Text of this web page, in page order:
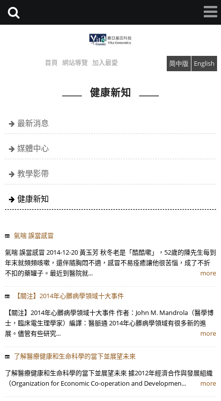
首頁 網站導覽 加入最愛 简中版 English
健康新知
最新消息
媒體中心
教學影帶
健康新知
氣喘 誤當感冒
氣喘 誤當感冒 2014-12-20 黃玉芳 秋冬老是「酷酷嗽」，52歲的陳先生每到
年末就頻頻咳嗽，還伴隨胸悶不適，感冒不易痊癒讓他很苦惱，成了不折
不扣的藥罐子。最近到醫院就...
more
【關注】2014年心髒病學領域十大事件
【關注】2014年心髒病學領域十大事件 作者：John M. Mandrola（醫學博
士，臨床電生理學家）編譯：醫脈通 2014年心髒病學領域有很多新的進
展。儘管有些研究...
more
了解醫療健康和生命科學的當下並展望未來
了解醫療健康和生命科學的當下並展望未來 據2012年經濟合作與發展組織
（Organization for Economic Co-operation and Developmen...
more